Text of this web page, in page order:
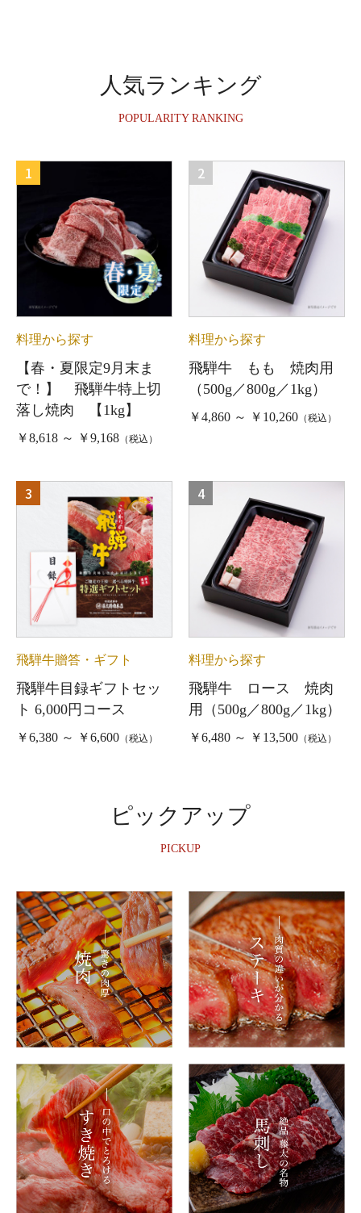
人気ランキング
POPULARITY RANKING
1
料理から探す
【春・夏限定9月末ま
で！】 飛騨牛特上切
落し焼肉 【1kg】
￥8,618 ～ ￥9,168 （税込）
2
料理から探す
飛騨牛 もも 焼肉用
（500g／800g／1kg）
￥4,860 ～ ￥10,260 （税込）
3
飛騨牛贈答・ギフト
飛騨牛目録ギフトセッ
ト 6,000円コース
￥6,380 ～ ￥6,600 （税込）
4
料理から探す
飛騨牛 ロース 焼肉
用（500g／800g／1kg）
￥6,480 ～ ￥13,500 （税込）
ピックアップ
PICKUP